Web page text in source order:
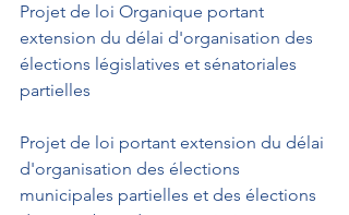
Projet de loi Organique portant
extension du délai d'organisation des
élections législatives et sénatoriales
partielles
Projet de loi portant extension du délai
d'organisation des élections
municipales partielles et des élections